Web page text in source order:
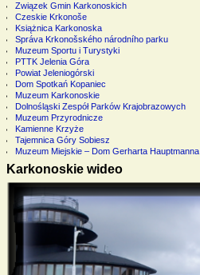
Związek Gmin Karkonoskich
Czeskie Krkonoše
Książnica Karkonoska
Správa Krkonošského národního parku
Muzeum Sportu i Turystyki
PTTK Jelenia Góra
Powiat Jeleniogórski
Dom Spotkań Kopaniec
Muzeum Karkonoskie
Dolnośląski Zespół Parków Krajobrazowych
Muzeum Przyrodnicze
Kamienne Krzyże
Tajemnica Góry Sobiesz
Muzeum Miejskie – Dom Gerharta Hauptmanna
Karkonoskie wideo